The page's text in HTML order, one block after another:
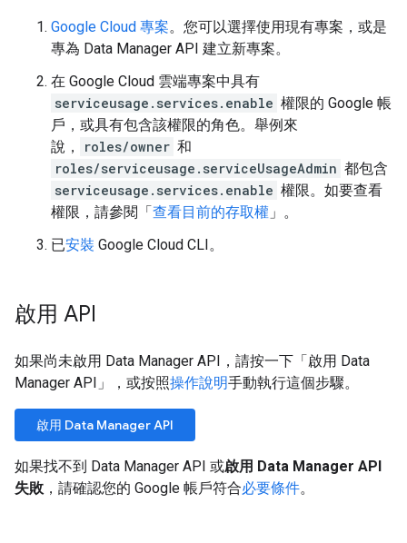
Google Cloud 專案。您可以選擇使用現有專案，或是
專為 Data Manager API 建立新專案。
在 Google Cloud 雲端專案中具有
serviceusage.services.enable 權限的 Google 帳
戶，或具有包含該權限的角色。舉例來
說，
roles/owner 和
roles/serviceusage.serviceUsageAdmin 都包含
serviceusage.services.enable 權限。如要查看
權限，請參閱「查看目前的存取權 」。
已安裝 Google Cloud CLI。
啟用 API
如果尚未啟用 Data Manager API，請按一下「啟用 Data
Manager API」
，或按照操作說明手動執行這個步驟。
啟用 Data Manager API
如果找不到 Data Manager API 或啟用 Data Manager API
失敗 ，請確認您的 Google 帳戶符合必要條件。